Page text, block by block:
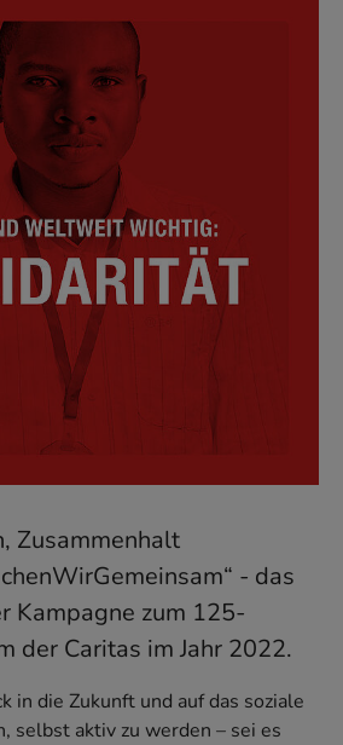
Zusammenhalt
- das
Kampagne zum 125-
der Caritas im Jahr 2022.
in die Zukunft und auf das soziale
selbst aktiv zu werden – sei es